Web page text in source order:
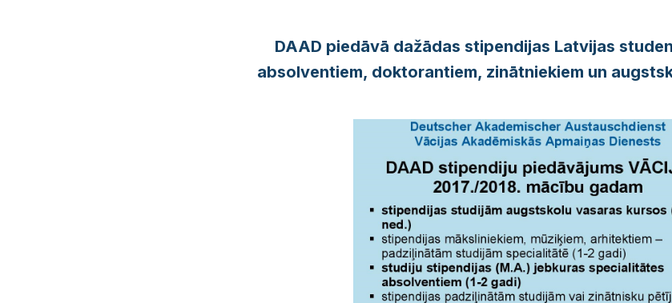
DAAD piedāvā dažādas stipendijas Latvijas
absolventiem, doktorantiem, zinātniekiem un